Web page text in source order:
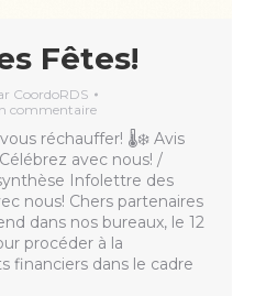
Fêtes!
CoordoRDS
commentaire
réchauffer! 🌡️❄️ Avis
avec nous! /
Infolettre des
nous! Chers partenaires
dans nos bureaux, le 12
procéder à la
financiers dans le cadre